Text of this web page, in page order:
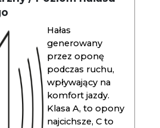
Hałas
generowany
przez oponę
podczas ruchu,
wpływający na
komfort jazdy.
Klasa A, to opony
najcichsze, C to